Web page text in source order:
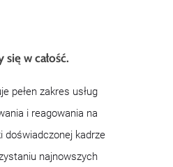
się w całość.
pełen zakres usług
i reagowania na
doświadczonej kadrze
najnowszych